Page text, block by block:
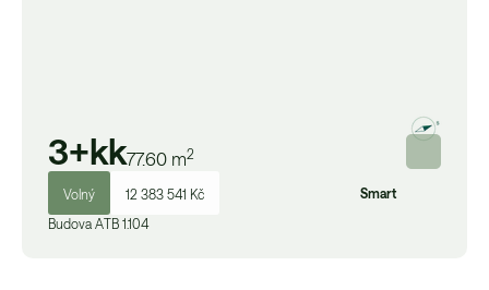
3+kk77.60 m2
Volný 12 383 541 Kč
Smart
Budova ATB 1.104